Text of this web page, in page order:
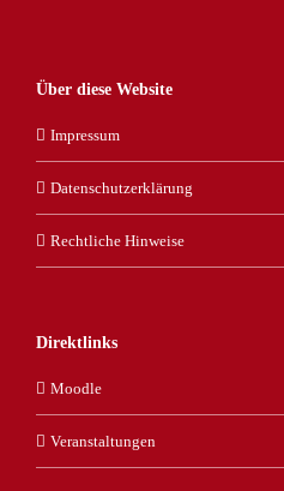
Über diese Website
Impressum
Datenschutzerklärung
Rechtliche Hinweise
Direktlinks
Moodle
Veranstaltungen